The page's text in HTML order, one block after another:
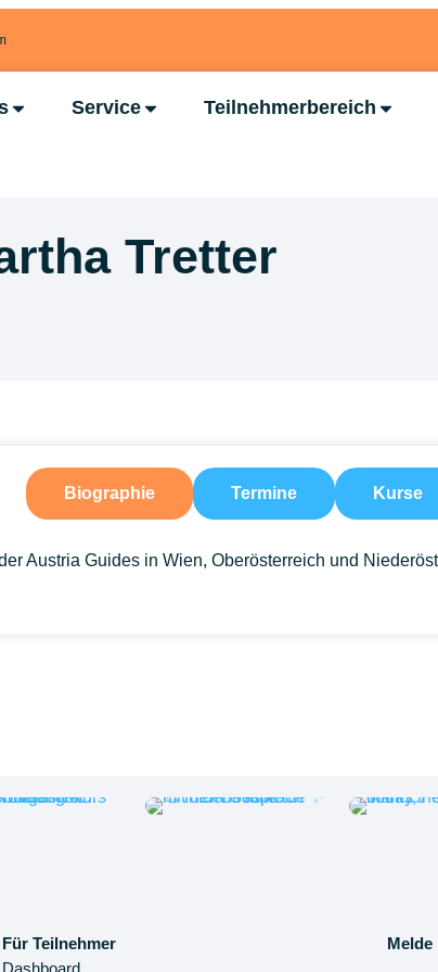
Service Teilnehmerbereich
Tretter
Biographie Termine Kurse
Austria Guides in Wien, Oberösterreich und
Für Teilnehmer
Dashboard